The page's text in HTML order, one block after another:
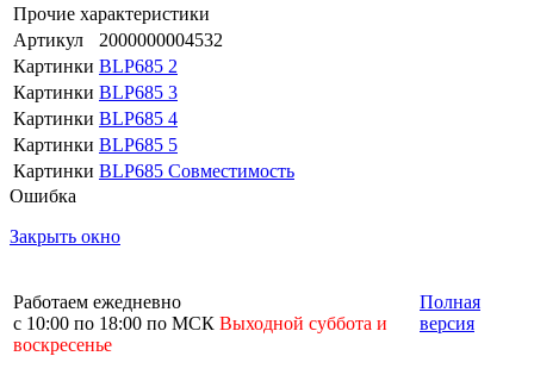
Прочие характеристики
Артикул
2000000004532
Картинки BLP685 2
Картинки BLP685 3
Картинки BLP685 4
Картинки BLP685 5
Картинки BLP685 Совместимость
Ошибка
Закрыть окно
Работаем ежедневно
с 10:00 по 18:00 по МСК Выходной суббота и
воскресенье
Полная
версия